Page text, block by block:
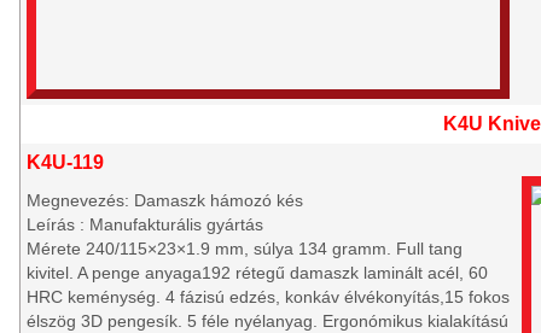
K4U
K4U-119
Megnevezés: Damaszk hámozó kés
Leírás : Manufakturális gyártás
Mérete 240/115×23×1.9 mm, súlya 134 gramm. Full tang
kivitel. A penge anyaga192 rétegű damaszk laminált acél, 60
HRC keménység. 4 fázisú edzés, konkáv élvékonyítás,15 fokos
élszög 3D pengesík. 5 féle nyélanyag. Ergonómikus kialakítású